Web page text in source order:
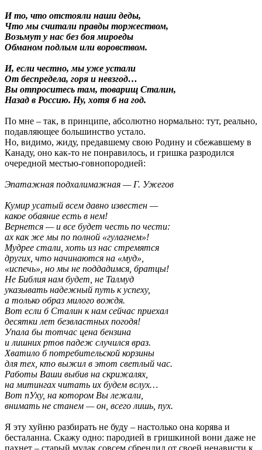
И то, что отстояли наши деды,
Что мы считали правды торжеством,
Возьмут у нас без боя мироеды
Обманом подлым или воровством.
И, если честно, мы уже устали
От беспредела, горя и невзгод…
Вы отпроситесь там, товарищ Сталин,
Назад в Россию. Ну, хотя б на год.
По мне – так, в принципе, абсолютно нормально: тут, реально,
подавляющее большинство устало.
Но, видимо, жиду, предавшему свою Родину и сбежавшему в
Канаду, оно как-то не понравилось, и гришка разродился
очередной местью-говнопородией:
Эпатажная подхалимажная — Г. Ужегов
Кумир усатый всем давно известен —
какое обаяние есть в нем!
Вернется — и все будет честь по чести:
ах как же мы по полной «гулагнем»!
Мудрее стали, хоть из нас стремятся
других, что начинаются на «муд»,
«испечь», но мы не поддадимся, братцы!
Не Библия нам будет, не Талмуд
указывать надежный путь к успеху,
а только образ милого вождя.
Вот если б Сталин к нам сейчас приехал
десятки лет безвластных погодя!
Упала бы тотчас цена бензина
и лишних ртов падеж случился враз.
Хватило б потребительской корзины
для тех, кто выжил в этот светлый час.
Работы Ваши выбив на скрижалях,
на митингах читать их будем вслух…
Вот пУху, на котором Вы лежали,
внимать не станем — он, всего лишь, пух.
Я эту хуйню разбирать не буду – настолько она корява и
бесталанна. Скажу одно: пародией в гришкиной вони даже не
пахнет – старый мудак совсем сбрендил от своей ненависти к